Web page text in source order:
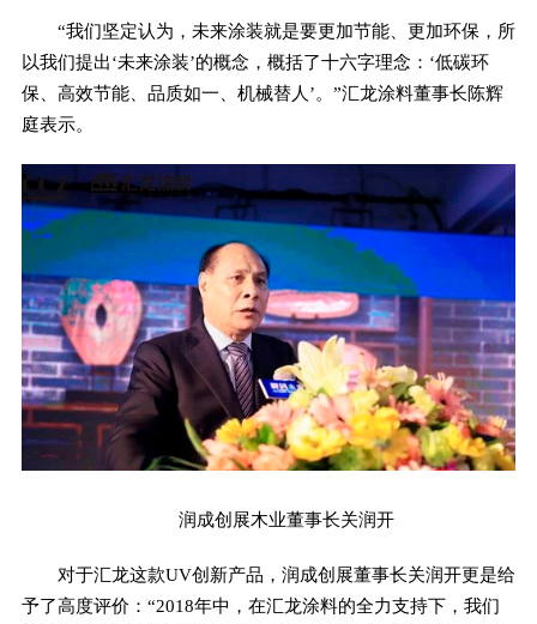
“我们坚定认为，未来涂装就是要更加节能、更加环保，所
以我们提出‘未来涂装’的概念，概括了十六字理念：‘低碳环
保、高效节能、品质如一、机械替人’。”汇龙涂料董事长陈辉
庭表示。
润成创展木业董事长关润开
对于汇龙这款UV创新产品，润成创展董事长关润开更是给
予了高度评价：“2018年中，在汇龙涂料的全力支持下，我们